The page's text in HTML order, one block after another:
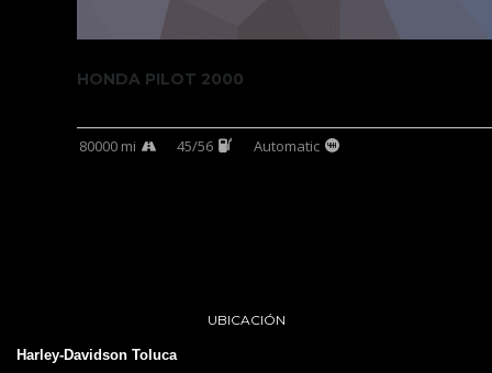
HONDA PILOT 2000
80000 mi 45/56 Automatic
UBICACIÓN
Harley-Davidson Toluca